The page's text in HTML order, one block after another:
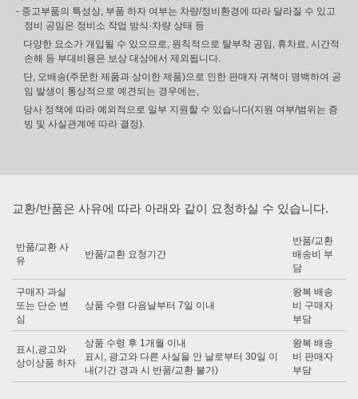
- 중고부품의 특성상, 부품 하자 여부는 차량/정비환경에 따라 달라질 수 있고
정비 공임은 정비소 작업 방식·차량 상태 등
다양한 요소가 개입될 수 있으므로, 원칙적으로 탈부착 공임, 휴차료, 시간적
손해 등 부대비용은 보상 대상에서 제외됩니다.
단, 오배송(주문한 제품과 상이한 제품)으로 인한 판매자 귀책이 명백하여 공
임 발생이 통상적으로 예견되는 경우에는,
당사 정책에 따라 예외적으로 일부 지원할 수 있습니다(지원 여부/범위는 증
빙 및 사실관계에 따라 결정).
교환/반품은 사유에 따라 아래와 같이 요청하실 수 있습니다.
반품/교환 사
유
반품/교환 요청기간
반품/교환
배송비 부
담
구매자 과실
또는 단순 변
심
상품 수령 다음날부터 7일 이내
왕복 배송
비 구매자
부담
표시,광고와
상이상품 하자
상품 수령 후 1개월 이내
표시, 광고와 다른 사실을 안 날로부터 30일 이
내(기간 경과 시 반품/교환 불가)
왕복 배송
비 판매자
부담